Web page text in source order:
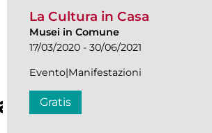
La Cultura in Casa
Musei in Comune
17/03/2020 - 30/06/2021
Evento|Manifestazioni
Gratis